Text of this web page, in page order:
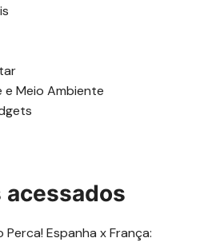
Meio Ambiente
acessados
Perca! Espanha x França: